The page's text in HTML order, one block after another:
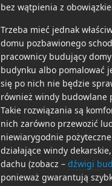
bez wątpienia z
Trzeba mieć jednak
domu pozbawionego
pracownicy budujący
budynku albo pomalować
się po nich nie będzie
również windy budowlane
Takie rozwiązania są
nich zarówno przewozić
niewiarygodnie
działające windy
dachu (zobacz – dźwigi
ponieważ gwarantują